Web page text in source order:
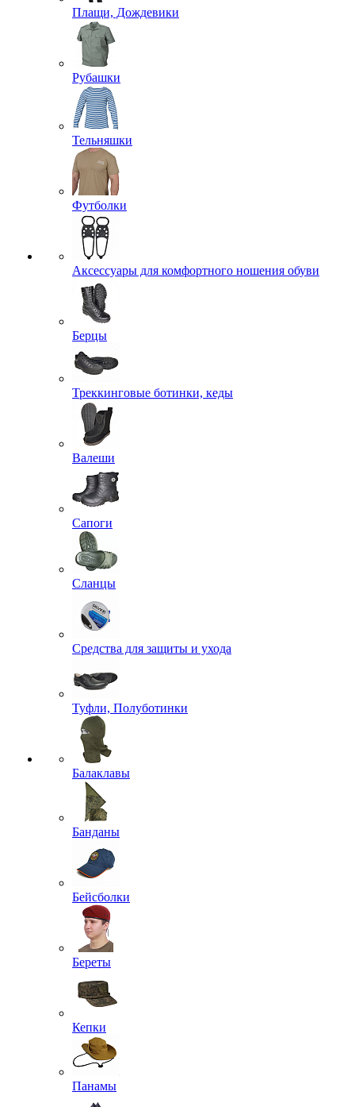
Плащи, Дождевики
Рубашки
Тельняшки
Футболки
Аксессуары для комфортного ношения обуви
Берцы
Треккинговые ботинки, кеды
Валеши
Сапоги
Сланцы
Средства для защиты и ухода
Туфли, Полуботинки
Балаклавы
Банданы
Бейсболки
Береты
Кепки
Панамы